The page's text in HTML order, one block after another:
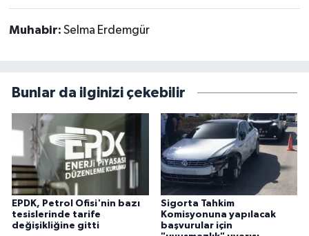
Muhabir: Selma Erdemgür
Bunlar da ilginizi çekebilir
EPDK, Petrol Ofisi'nin bazı
tesislerinde tarife
değişikliğine gitti
Sigorta Tahkim
Komisyonuna yapılacak
başvurular için